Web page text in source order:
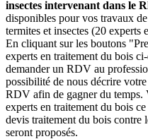
insectes intervenant dans le
disponibles pour vos travaux
termites et insectes (20 experts
En cliquant sur les boutons
experts en traitement du bois
demander un RDV au
possibilité de nous décrire
RDV afin de gagner du temps.
experts en traitement du bois
devis traitement du bois contre
seront proposés.